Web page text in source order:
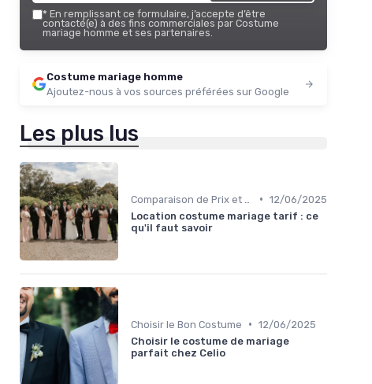
* En remplissant ce formulaire, j’accepte d’être
contacté(e) à des fins commerciales par Costume
mariage homme et ses partenaires.
Costume mariage homme
Ajoutez-nous à vos sources préférées sur Google
Les plus lus
• 12/06/2025
Location costume mariage tarif : ce
qu'il faut savoir
Choisir le Bon Costume • 12/06/2025
Choisir le costume de mariage
parfait chez Celio